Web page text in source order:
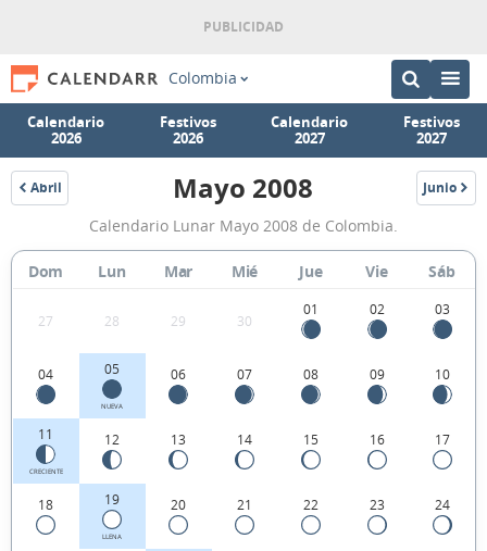
Colombia
Calendario
2026
Festivos
2026
Calendario
2027
Festivos
2027
Abril
2008
Calendario
Lunar
Mayo
Colombia.
Mayo 2008 Junio
2008
Calendario Lunar Mayo 2008 de Colombia.
Dom Lun Mar Mié Jue Vie Sáb
27 28 29 30
01 02 03
04 05
NUEVA
06 07 08 09 10
11
CRECIENTE
12 13 14 15 16 17
18 19
LLENA
20 21 22 23 24